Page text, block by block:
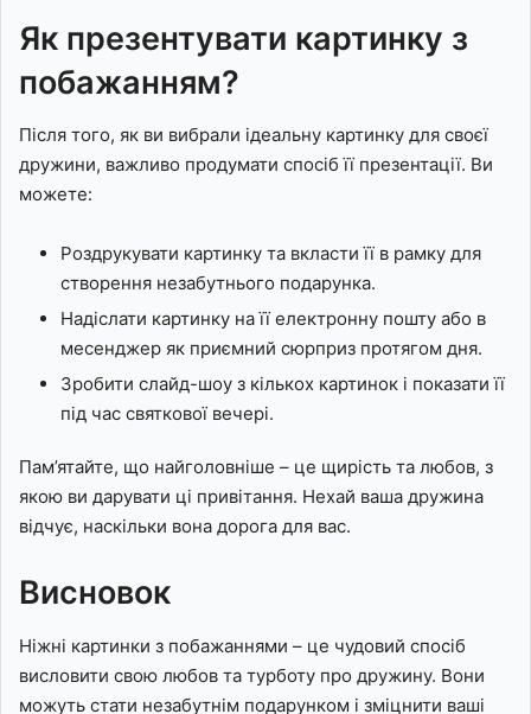
Як презентувати картинку з
побажанням?
Після того, як ви вибрали ідеальну картинку для своєї
дружини, важливо продумати спосіб її презентації. Ви
можете:
Роздрукувати картинку та вкласти її в рамку для
створення незабутнього подарунка.
Надіслати картинку на її електронну пошту або в
месенджер як приємний сюрприз протягом дня.
Зробити слайд-шоу з кількох картинок і показати її
під час святкової вечері.
Пам’ятайте, що найголовніше – це щирість та любов, з
якою ви дарувати ці привітання. Нехай ваша дружина
відчує, наскільки вона дорога для вас.
Висновок
Ніжні картинки з побажаннями – це чудовий спосіб
висловити свою любов та турботу про дружину. Вони
можуть стати незабутнім подарунком і зміцнити ваші